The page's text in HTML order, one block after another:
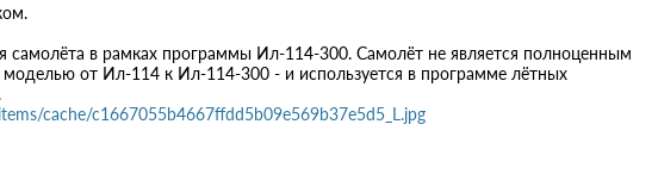
самолёта в рамках программы Ил-114-300. Самолёт не является полноценным
от Ил-114 к Ил-114-300 - и используется в программе лётных
cache/c1667055b4667ffdd5b09e569b37e5d5_L.jpg